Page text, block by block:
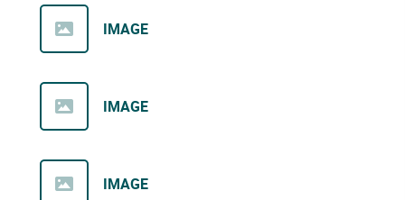
IMAGE
IMAGE
IMAGE